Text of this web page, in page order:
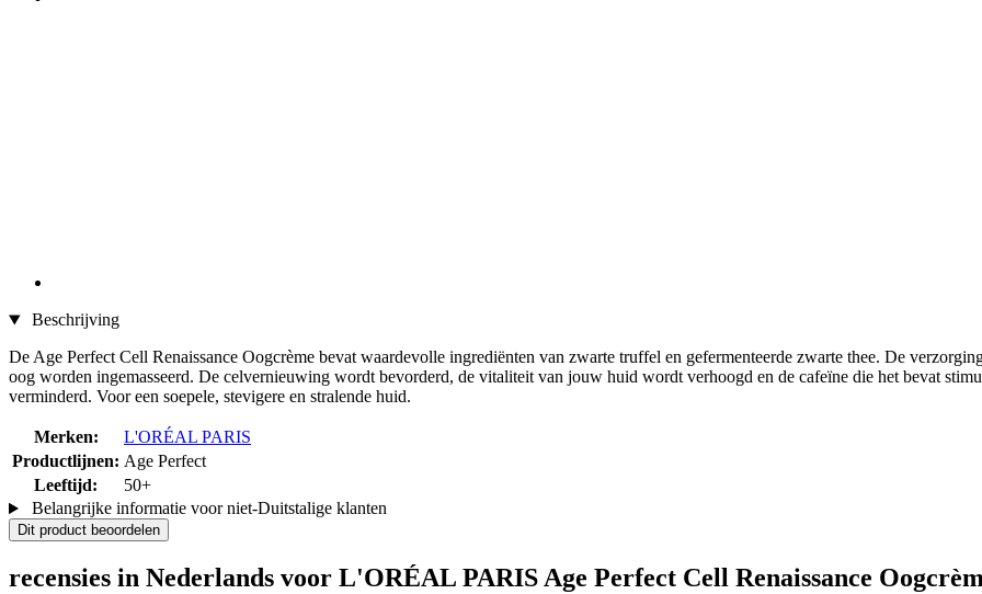
Beschrijving
De Age Perfect Cell Renaissance Oogcrème bevat waardevolle ingrediënten van zwarte truffel en gefermenteerde zwarte thee. De
oog worden ingemasseerd. De celvernieuwing wordt bevorderd, de vitaliteit van jouw huid wordt verhoogd en de cafeïne die het bevat
verminderd. Voor een soepele, stevigere en stralende huid.
Merken:
L'ORÉAL PARIS
Productlijnen: Age Perfect
Leeftijd:
50+
Belangrijke informatie voor niet-Duitstalige klanten
Dit product beoordelen
recensies in Nederlands voor L'ORÉAL PARIS Age Perfect Cell Renaissance